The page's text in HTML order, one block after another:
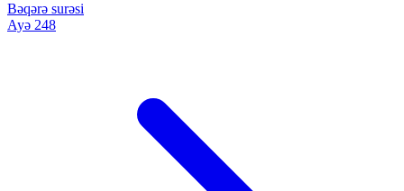
Bəqərə surəsi
Ayə 248